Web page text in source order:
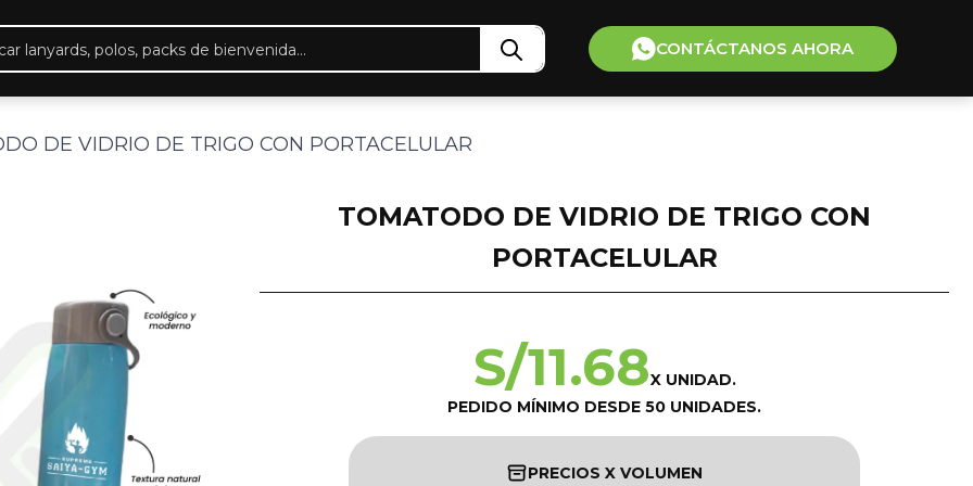
CONTÁCTANOS AHORA
DE VIDRIO DE TRIGO CON PORTACELULAR
TOMATODO DE VIDRIO DE TRIGO CON
PORTACELULAR
S/11.68X UNIDAD.
PEDIDO MÍNIMO DESDE 50 UNIDADES.
PRECIOS X VOLUMEN